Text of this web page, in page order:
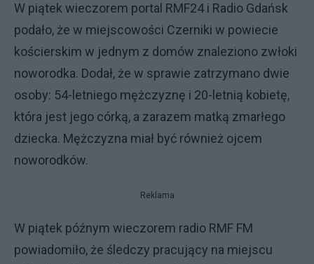
W piątek wieczorem portal RMF24 i Radio Gdańsk
podało, że w miejscowości Czerniki w powiecie
kościerskim w jednym z domów znaleziono zwłoki
noworodka. Dodał, że w sprawie zatrzymano dwie
osoby: 54-letniego mężczyznę i 20-letnią kobietę,
która jest jego córką, a zarazem matką zmarłego
dziecka. Mężczyzna miał być również ojcem
noworodków.
Reklama
W piątek późnym wieczorem radio RMF FM
powiadomiło, że śledczy pracujący na miejscu